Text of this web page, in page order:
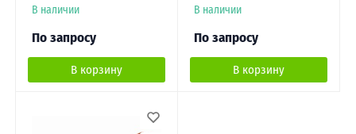
В наличии
По запросу
В корзину
В наличии
По запросу
В корзину